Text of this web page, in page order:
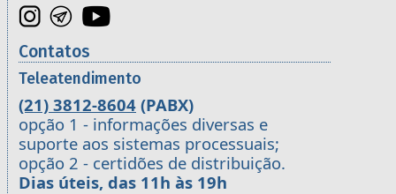
Contatos
Teleatendimento
(21) 3812-8604 (PABX)
opção 1 - informações diversas e
suporte aos sistemas processuais;
opção 2 - certidões de distribuição.
Dias úteis, das 11h às 19h